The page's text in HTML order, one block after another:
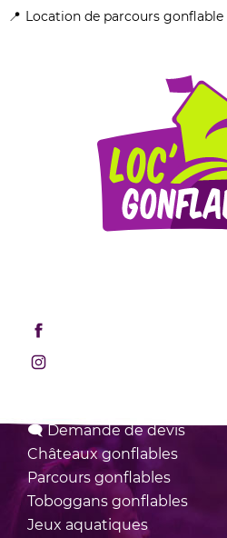
Location de parcours
🗨 Demande de devis
Châteauxgonflables
Parcours gonflables
Toboggans gonflables
Jeux aquatiques